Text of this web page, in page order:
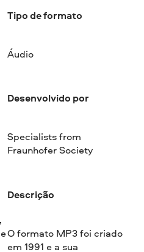
Tipo de formato
Áudio
Desenvolvido por
Specialists from
Fraunhofer Society
Descrição
O formato MP3 foi criado
em 1991 e a sua